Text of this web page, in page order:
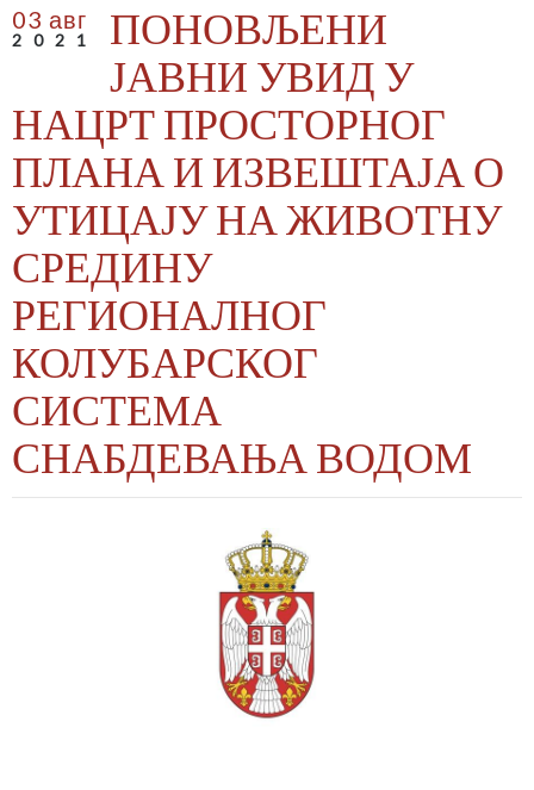
03 авг
2021
ПОНОВЉЕНИ
ЈАВНИ УВИД У
НАЦРТ ПРОСТОРНОГ
ПЛАНА И ИЗВЕШТАЈА О
УТИЦАЈУ НА ЖИВОТНУ
СРЕДИНУ
РЕГИОНАЛНОГ
КОЛУБАРСКОГ
СИСТЕМА
СНАБДЕВАЊА ВОДОМ